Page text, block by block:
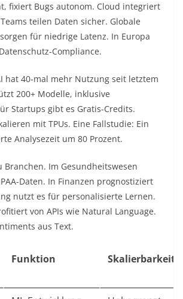
fixiert Bugs autonom. Cloud integriert
teilen Daten sicher. Globale
für niedrige Latenz. In Europa
Compliance.​
hat 40-mal mehr Nutzung seit letztem
200+ Modelle, inklusive
Startups gibt es Gratis-Credits.
mit TPUs. Eine Fallstudie: Ein
Analysezeit um 80 Prozent.​
Branchen. Im Gesundheitswesen
Daten. In Finanzen prognostiziert
nutzt es für personalisierte Lernen.
von APIs wie Natural Language.
aus Text.​
Funktion Skalierbarkeit